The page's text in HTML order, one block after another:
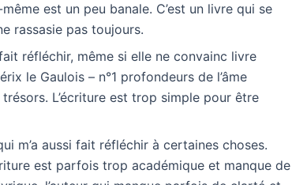
est un peu banale. C’est un livre qui se
rassasie pas toujours.
réfléchir, même si elle ne convainc livre
le Gaulois – n°1 profondeurs de l’âme
L’écriture est trop simple pour être
m’a aussi fait réfléchir à certaines choses.
est parfois trop académique et manque de